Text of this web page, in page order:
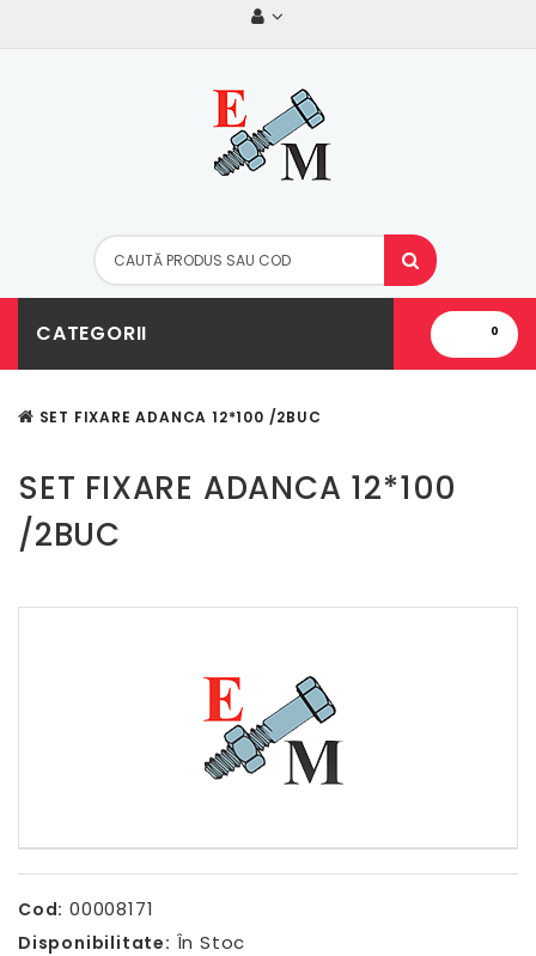
0
CATEGORII
SET FIXARE ADANCA 12*100 /2BUC
SET FIXARE ADANCA 12*100
/2BUC
Cod: 00008171
Disponibilitate: În Stoc